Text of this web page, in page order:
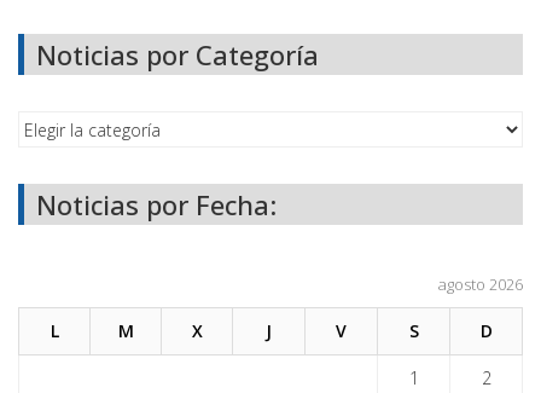
Noticias por Categoría
Noticias por Fecha:
agosto 2026
L M X J V S D
1 2